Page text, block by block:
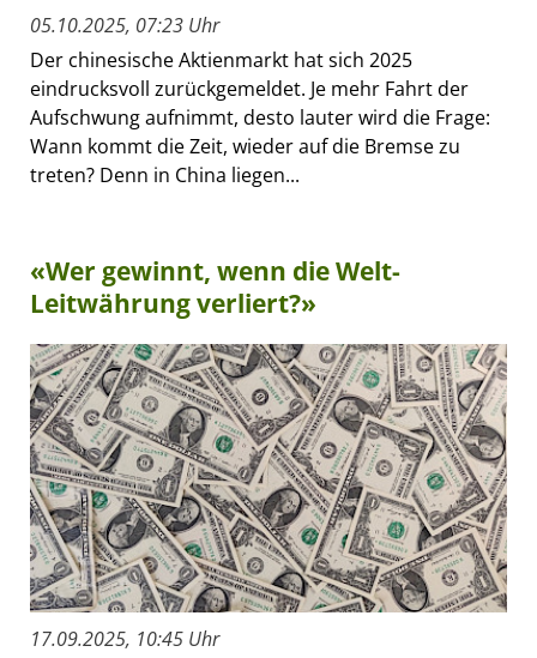
05.10.2025, 07:23 Uhr
Der chinesische Aktienmarkt hat sich 2025
eindrucksvoll zurückgemeldet. Je mehr Fahrt der
Aufschwung aufnimmt, desto lauter wird die Frage:
Wann kommt die Zeit, wieder auf die Bremse zu
treten? Denn in China liegen...
«Wer gewinnt, wenn die Welt-
Leitwährung verliert?»
17.09.2025, 10:45 Uhr